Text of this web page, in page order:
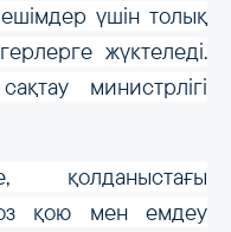
үшін толық
жүктеледі.
министрлігі
қолданыстағы
қою мен емдеу